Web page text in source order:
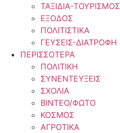
ΤΑΞΙΔΙΑ-ΤΟΥΡΙΣΜΟΣ
ΕΞΟΔΟΣ
ΠΟΛΙΤΙΣΤΙΚΑ
ΓΕΥΣΕΙΣ-ΔΙΑΤΡΟΦΗ
ΠΕΡΙΣΣΟΤΕΡΑ
ΠΟΛΙΤΙΚΗ
ΣΥΝΕΝΤΕΥΞΕΙΣ
ΣΧΟΛΙΑ
ΒΙΝΤΕΟ/ΦΩΤΟ
ΚΟΣΜΟΣ
ΑΓΡΟΤΙΚΑ